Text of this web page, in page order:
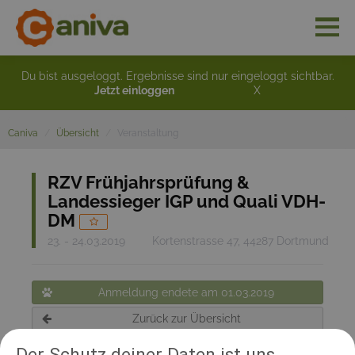
Du bist ausgeloggt. Ergebnisse sind nur eingeloggt sichtbar.
Jetzt einloggen
X
Caniva Übersicht
RZV Frühjahrsprüfung &
Landessieger IGP und Quali VDH-
DM
23. - 24.03.2019 Kortenstrasse 47, 44287 Dortmund
Anmeldung endete am 01.03.2019
Zurück zur Übersicht